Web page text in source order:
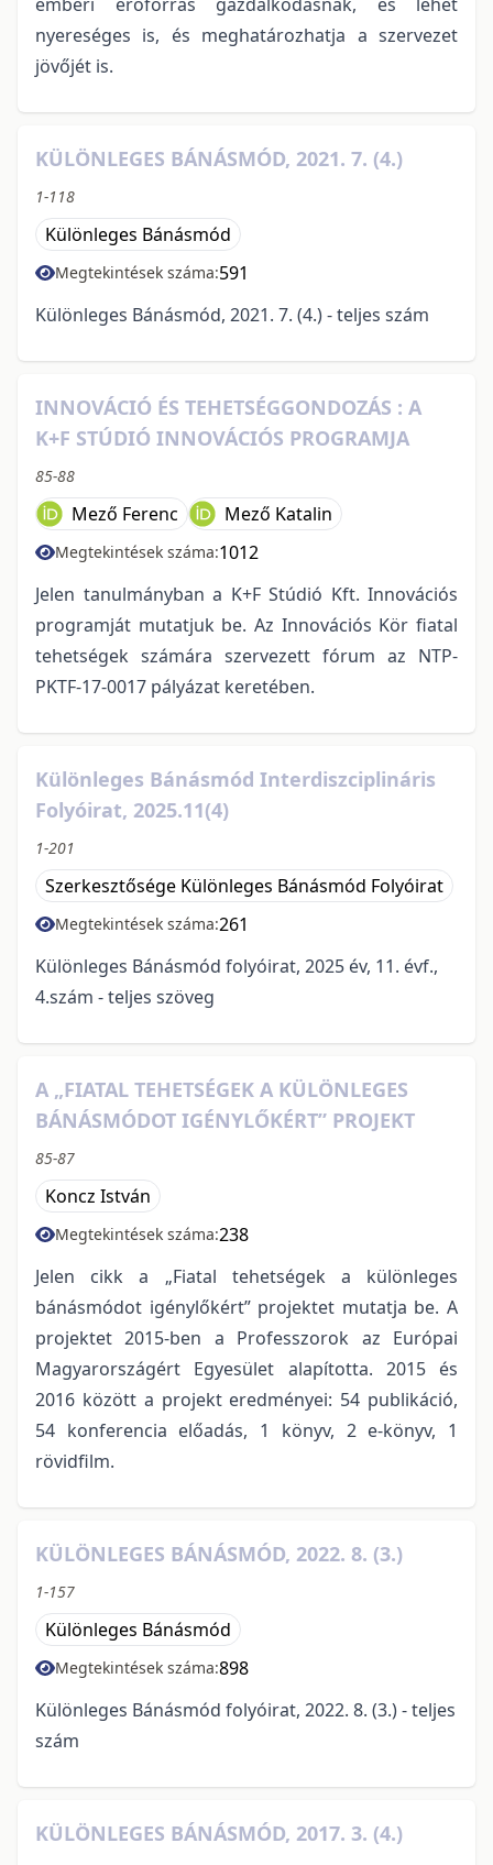
nyereséges is, és meghatározhatja a szervezet
jövőjét is.
KÜLÖNLEGES BÁNÁSMÓD, 2021. 7. (4.)
1-118
Különleges Bánásmód
Megtekintések száma:591
Különleges Bánásmód, 2021. 7. (4.) - teljes szám
INNOVÁCIÓ ÉS TEHETSÉGGONDOZÁS : A
K+F STÚDIÓ INNOVÁCIÓS PROGRAMJA
85-88
Mező Ferenc Mező Katalin
Megtekintések száma:1012
Jelen tanulmányban a K+F Stúdió Kft. Innovációs
programját mutatjuk be. Az Innovációs Kör fiatal
tehetségek számára szervezett fórum az NTP-
PKTF-17-0017 pályázat keretében.
Különleges Bánásmód Interdiszciplináris
Folyóirat, 2025.11(4)
1-201
Szerkesztősége Különleges Bánásmód Folyóirat
Megtekintések száma:261
Különleges Bánásmód folyóirat, 2025 év, 11. évf.,
4.szám - teljes szöveg
A „FIATAL TEHETSÉGEK A KÜLÖNLEGES
BÁNÁSMÓDOT IGÉNYLŐKÉRT” PROJEKT
85-87
Koncz István
Megtekintések száma:238
Jelen cikk a „Fiatal tehetségek a különleges
bánásmódot igénylőkért” projektet mutatja be. A
projektet 2015-ben a Professzorok az Európai
Magyarországért Egyesület alapította. 2015 és
2016 között a projekt eredményei: 54 publikáció,
54 konferencia előadás, 1 könyv, 2 e-könyv, 1
rövidfilm.
KÜLÖNLEGES BÁNÁSMÓD, 2022. 8. (3.)
1-157
Különleges Bánásmód
Megtekintések száma:898
Különleges Bánásmód folyóirat, 2022. 8. (3.) - teljes
szám
KÜLÖNLEGES BÁNÁSMÓD, 2017. 3. (4.)